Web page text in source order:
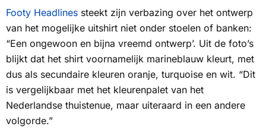
Footy Headlines steekt zijn verbazing over het ontwerp
van het mogelijke uitshirt niet onder stoelen of banken:
“Een ongewoon en bijna vreemd ontwerp’. Uit de foto’s
blijkt dat het shirt voornamelijk marineblauw kleurt, met
dus als secundaire kleuren oranje, turquoise en wit. “Dit
is vergelijkbaar met het kleurenpalet van het
Nederlandse thuistenue, maar uiteraard in een andere
volgorde.”